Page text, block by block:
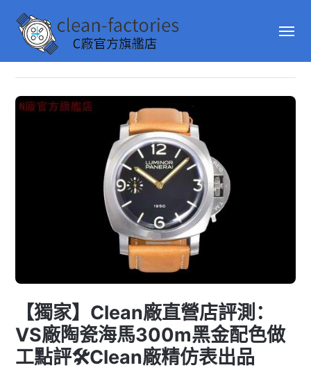
【獨家】Clean廠直營店評測：
VS廠陶瓷海馬300m黑金配色做
工點評🛠Clean廠精仿表出品